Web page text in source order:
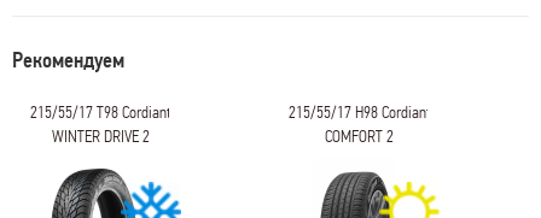
Рекомендуем
215/55/17 T98 Cordiant
WINTER DRIVE 2
215/55/17 H98 Cordiant
COMFORT 2